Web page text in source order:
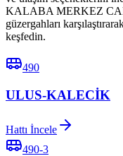
KALABA MERKEZ
güzergahları
keşfedin.
490
ULUS-KALECİK
Hattı İncele
490-3